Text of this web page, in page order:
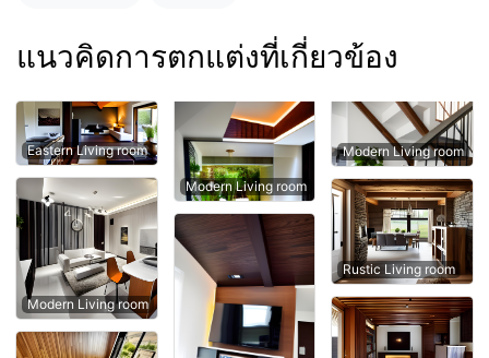
แนวคิดการตกแต่งที่เกี่ยวข้อง
Eastern Living room
Modern Living room
Modern Living room
Modern Living room
Rustic Living room